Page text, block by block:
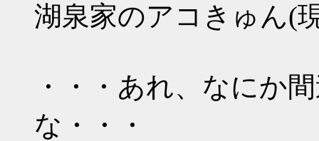
湖泉家のアコきゅん(
・・・あれ、なにか
な・・・